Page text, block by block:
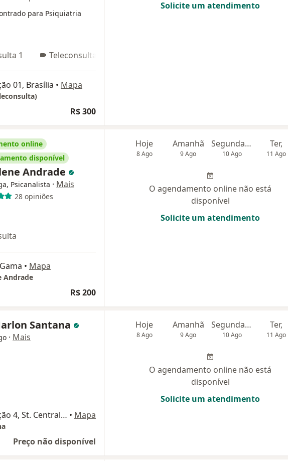
para Psiquiatria
1 Teleconsulta 2
01, Brasília • Mapa
R$ 300
Solicite um atendimento
online
disponível
Andrade
Psicanalista · Mais
28 opiniões
• Mapa
Andrade
R$ 200
Hoje
8 Ago
Amanhã
9 Ago
Segunda-feira
10 Ago
Ter,
11 Ago
O agendamento online não está
disponível
Solicite um atendimento
Santana
· Mais
Quadra EQ 47-49 Projeção 4, St. Central - Gama, Brasília - DF,, Gama • Mapa
Preço não disponível
Hoje
8 Ago
Amanhã
9 Ago
Segunda-feira
10 Ago
Ter,
11 Ago
O agendamento online não está
disponível
Solicite um atendimento